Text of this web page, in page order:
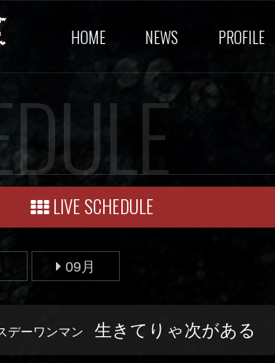
HOME NEWS PROFILE
LIVE SCHEDULE
09月
デーワンマン 生きてりゃ次がある